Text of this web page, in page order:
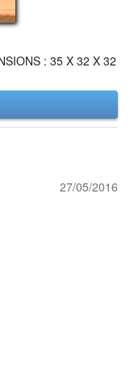
: 35 X 32 X 32
27/05/2016